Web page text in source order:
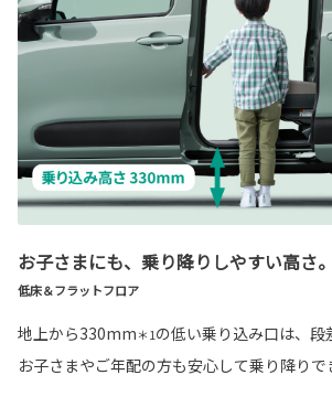
お子さまにも、乗り降りしやすい高さ。
低床＆フラットフロア
地上から330mm＊1の低い乗り込み口は、段
お子さまやご年配の方も安心して乗り降りで